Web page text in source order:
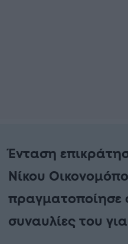
Ένταση
Νίκου
πραγματοποίησε
συναυλίες του